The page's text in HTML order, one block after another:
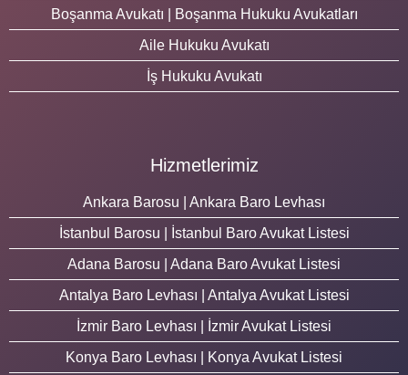
Boşanma Avukatı | Boşanma Hukuku Avukatları
Aile Hukuku Avukatı
İş Hukuku Avukatı
Hizmetlerimiz
Ankara Barosu | Ankara Baro Levhası
İstanbul Barosu | İstanbul Baro Avukat Listesi
Adana Barosu | Adana Baro Avukat Listesi
Antalya Baro Levhası | Antalya Avukat Listesi
İzmir Baro Levhası | İzmir Avukat Listesi
Konya Baro Levhası | Konya Avukat Listesi